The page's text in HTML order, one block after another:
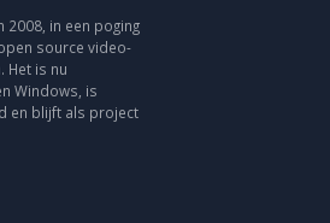
2008, in een poging
source video-
Het is nu
Windows, is
en blijft als project